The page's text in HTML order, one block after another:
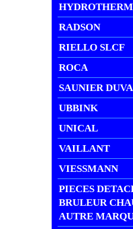
HYDROTHERM
RADSON
RIELLO SLCF
ROCA
SAUNIER
UBBINK
UNICAL
VAILLANT
VIESSMANN
PIECES
BRULEUR
AUTRE